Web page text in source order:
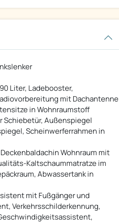
Liter, Ladebooster,
mit Dachantenne
in Wohnraumstoff
Außenspiegel
Scheinwerferrahmen in
Wohnraum mit
Kaltschaummatratze im
Abwassertank in
mit Fußgänger und
Verkehrsschilderkennung,